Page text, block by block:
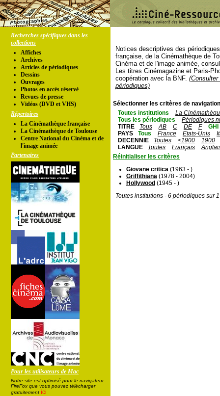
Recherches spécifiques dans les
collections
Affiches
Archives
Articles de périodiques
Dessins
Ouvrages
Photos en accés réservé
Revues de presse
Vidéos (DVD et VHS)
Répertoires
La Cinémathèque française
La Cinémathèque de Toulouse
Centre National du Cinéma et de
l'image animée
Partenaires
Pour les utilisateurs de Mac
Notre site est optimisé pour le navigateur
FireFox que vous pouvez télécharger
gratuitement ici
Notices descriptives des
française, de la Cinémathèque de
Cinéma et de l'image animée,
Les titres Cinémagazine et Paris-
coopération avec la BNF.
périodiques)
Sélectionner les critères de
Toutes institutions
La
Tous les périodiques
Périodiques
TITRE
Tous AB C DE F
GHI
PAYS
Tous France Etats-Unis
DECENNIE
Toutes <1900
1900
LANGUE
Toutes Français
Réinitialiser les critères
Giovane critica (1963 - )
Griffithiana (1978 - 2004)
Hollywood (1945 - )
Toutes institutions - 6 périodiques sur